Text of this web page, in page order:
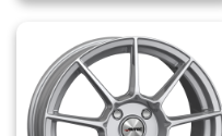
prodotto
ha
più
varianti.
Le
opzioni